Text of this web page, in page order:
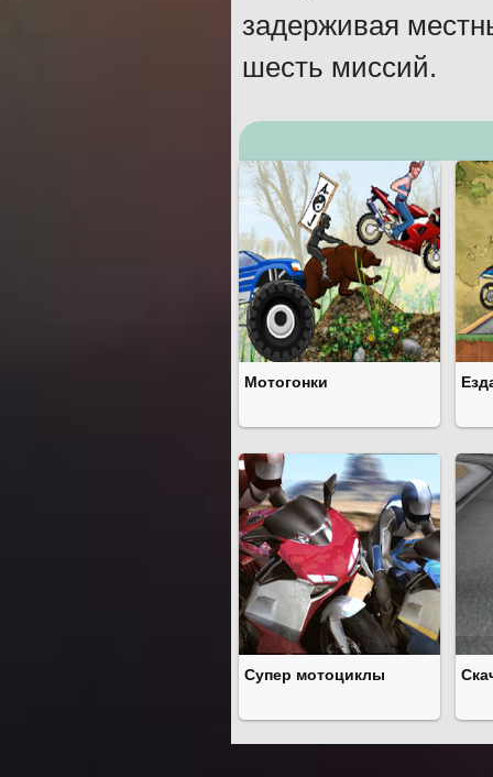
задерживая
шесть миссий.
Мотогонки
Супер мотоциклы